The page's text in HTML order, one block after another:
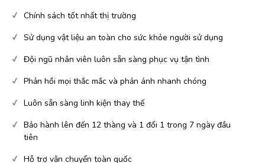
Chính sách tốt nhất thị trường
Sử dụng vật liệu an toàn cho sức khỏe người sử dụng
Đội ngũ nhân viên luôn sẵn sàng phục vụ tận tình
Phản hồi mọi thắc mắc và phản ánh nhanh chóng
Luôn sẵn sàng linh kiện thay thế
Bảo hành lên đến 12 thàng và 1 đổi 1 trong 7 ngày đầu
tiên
Hỗ trợ vận chuyển toàn quốc